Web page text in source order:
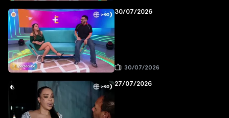
30/07/2026
30/07/2026
27/07/2026